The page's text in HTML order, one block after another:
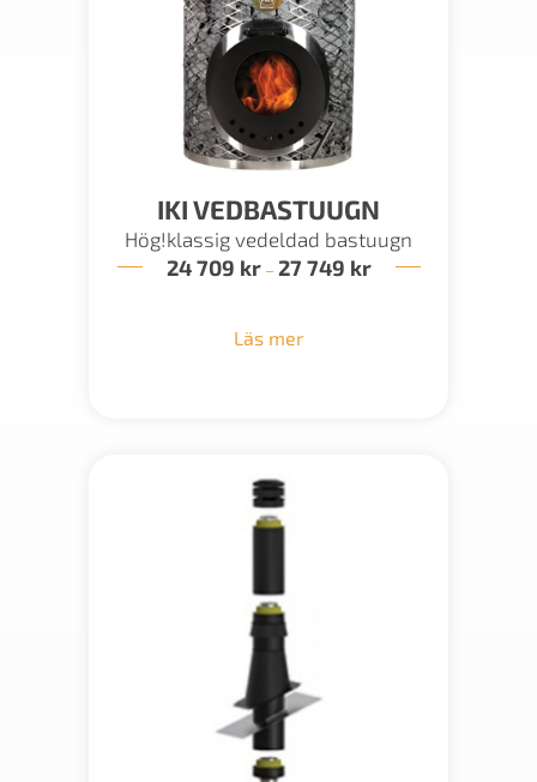
IKI VEDBASTUUGN
Hög!klassig vedeldad bastuugn
24 709 kr – 27 749 krPrisintervall:
Läs mer